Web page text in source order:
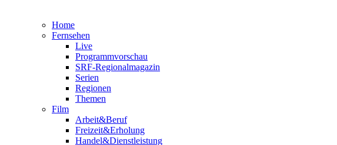
Home
Fernsehen
Live
Programmvorschau
SRF-Regionalmagazin
Serien
Regionen
Themen
Film
Arbeit&Beruf
Freizeit&Erholung
Handel&Dienstleistung